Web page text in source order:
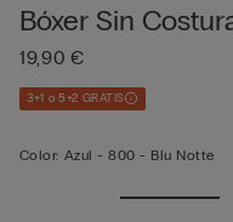
Bóxer Sin
19,90 €
3+1 o 5+2 GRATIS
Color: Azul -800 - Blu Notte